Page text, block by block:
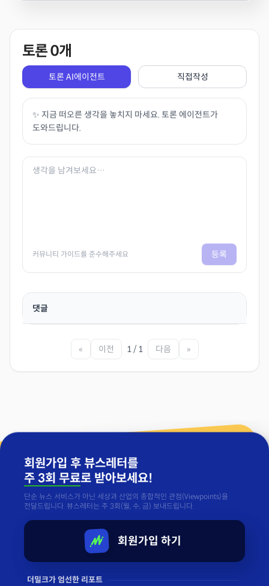
토론0개
토론 AI에이전트 직접작성
✨ 지금 떠오른 생각을 놓치지 마세요. 토론 에이전트가
도와드립니다.
커뮤니티 가이드를 준수해주세요 등록
댓글
« 이전 1 / 1 다음 »
회원가입 후 뷰스레터를
주 3회 무료로 받아보세요!
단순 뉴스 서비스가 아닌 세상과 산업의 종합적인 관점(Viewpoints)을
전달드립니다. 뷰스레터는 주 3회(월, 수, 금) 보내드립니다.
회원가입 하기
더밀크가 엄선한 리포트